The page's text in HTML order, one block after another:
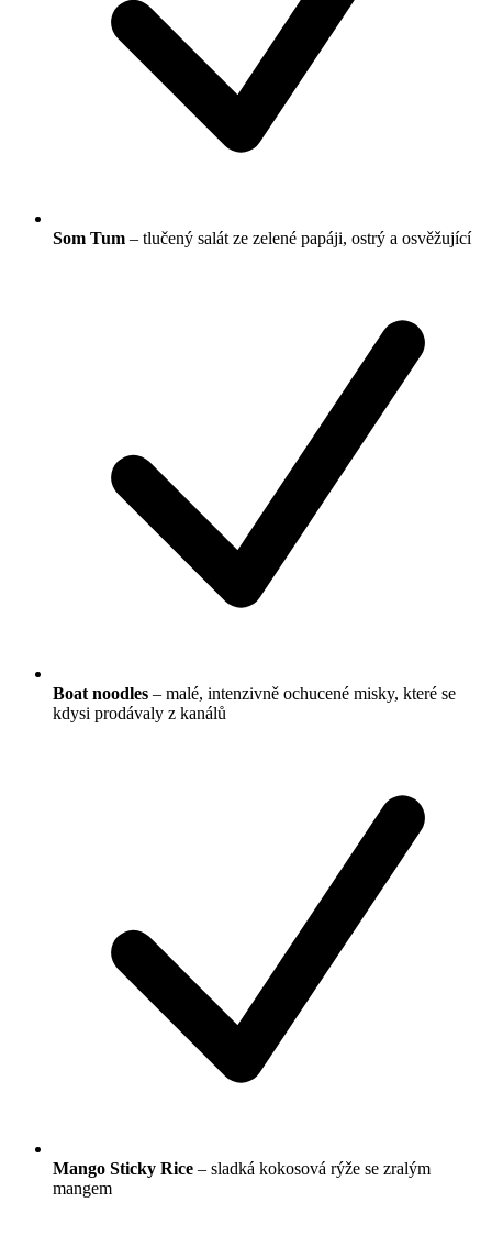
Som Tum – tlučený salát ze zelené papáji, ostrý a osvěžující
Boat noodles – malé, intenzivně ochucené misky, které se
kdysi prodávaly z kanálů
Mango Sticky Rice – sladká kokosová rýže se zralým
mangem